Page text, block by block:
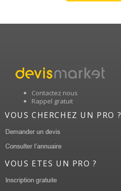
Contactez nous
Rappel gratuit
VOUS CHERCHEZ UN PRO ?
VOUS ETES UN PRO ?